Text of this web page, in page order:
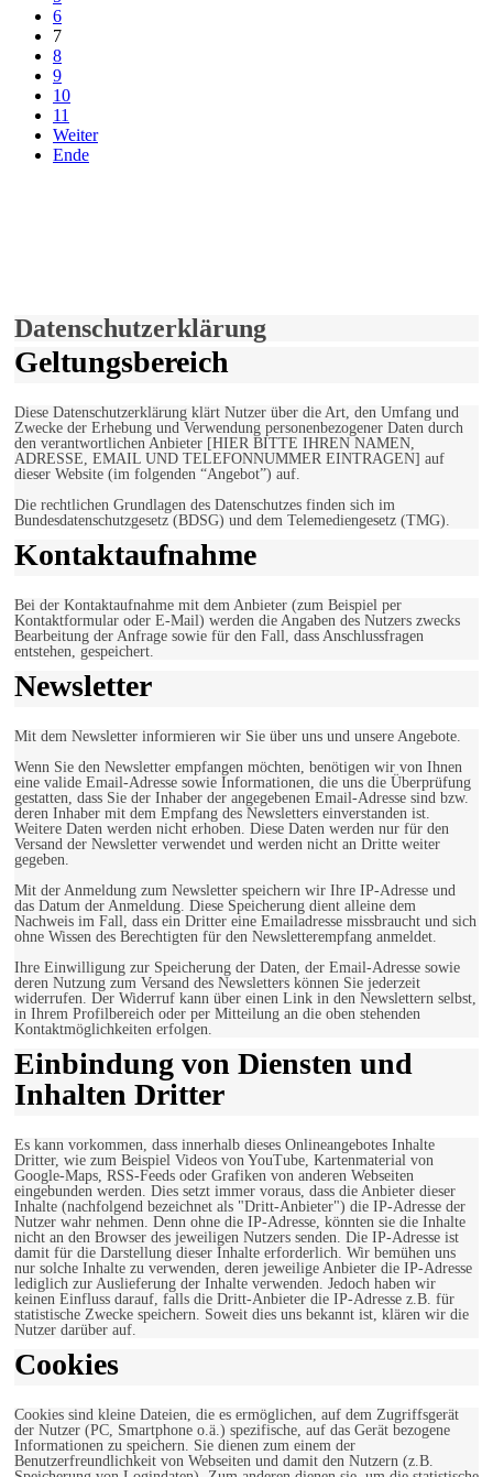
6
7
8
9
10
11
Weiter
Ende
Datenschutzerklärung
Geltungsbereich
Diese Datenschutzerklärung klärt Nutzer über die Art, den Umfang und
Zwecke der Erhebung und Verwendung personenbezogener Daten durch
den verantwortlichen Anbieter [HIER BITTE IHREN NAMEN,
ADRESSE, EMAIL UND TELEFONNUMMER EINTRAGEN] auf
dieser Website (im folgenden “Angebot”) auf.
Die rechtlichen Grundlagen des Datenschutzes finden sich im
Bundesdatenschutzgesetz (BDSG) und dem Telemediengesetz (TMG).
Kontaktaufnahme
Bei der Kontaktaufnahme mit dem Anbieter (zum Beispiel per
Kontaktformular oder E-Mail) werden die Angaben des Nutzers zwecks
Bearbeitung der Anfrage sowie für den Fall, dass Anschlussfragen
entstehen, gespeichert.
Newsletter
Mit dem Newsletter informieren wir Sie über uns und unsere Angebote.
Wenn Sie den Newsletter empfangen möchten, benötigen wir von Ihnen
eine valide Email-Adresse sowie Informationen, die uns die Überprüfung
gestatten, dass Sie der Inhaber der angegebenen Email-Adresse sind bzw.
deren Inhaber mit dem Empfang des Newsletters einverstanden ist.
Weitere Daten werden nicht erhoben. Diese Daten werden nur für den
Versand der Newsletter verwendet und werden nicht an Dritte weiter
gegeben.
Mit der Anmeldung zum Newsletter speichern wir Ihre IP-Adresse und
das Datum der Anmeldung. Diese Speicherung dient alleine dem
Nachweis im Fall, dass ein Dritter eine Emailadresse missbraucht und sich
ohne Wissen des Berechtigten für den Newsletterempfang anmeldet.
Ihre Einwilligung zur Speicherung der Daten, der Email-Adresse sowie
deren Nutzung zum Versand des Newsletters können Sie jederzeit
widerrufen. Der Widerruf kann über einen Link in den Newslettern selbst,
in Ihrem Profilbereich oder per Mitteilung an die oben stehenden
Kontaktmöglichkeiten erfolgen.
Einbindung von Diensten und
Inhalten Dritter
Es kann vorkommen, dass innerhalb dieses Onlineangebotes Inhalte
Dritter, wie zum Beispiel Videos von YouTube, Kartenmaterial von
Google-Maps, RSS-Feeds oder Grafiken von anderen Webseiten
eingebunden werden. Dies setzt immer voraus, dass die Anbieter dieser
Inhalte (nachfolgend bezeichnet als "Dritt-Anbieter") die IP-Adresse der
Nutzer wahr nehmen. Denn ohne die IP-Adresse, könnten sie die Inhalte
nicht an den Browser des jeweiligen Nutzers senden. Die IP-Adresse ist
damit für die Darstellung dieser Inhalte erforderlich. Wir bemühen uns
nur solche Inhalte zu verwenden, deren jeweilige Anbieter die IP-Adresse
lediglich zur Auslieferung der Inhalte verwenden. Jedoch haben wir
keinen Einfluss darauf, falls die Dritt-Anbieter die IP-Adresse z.B. für
statistische Zwecke speichern. Soweit dies uns bekannt ist, klären wir die
Nutzer darüber auf.
Cookies
Cookies sind kleine Dateien, die es ermöglichen, auf dem Zugriffsgerät
der Nutzer (PC, Smartphone o.ä.) spezifische, auf das Gerät bezogene
Informationen zu speichern. Sie dienen zum einem der
Benutzerfreundlichkeit von Webseiten und damit den Nutzern (z.B.